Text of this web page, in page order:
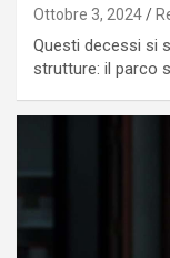
Ottobre 3, 2024
Questi decessi si
strutture: il parco